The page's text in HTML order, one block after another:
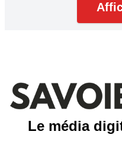
Le média